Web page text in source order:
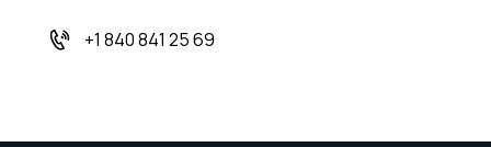
+1 840 841 25 69